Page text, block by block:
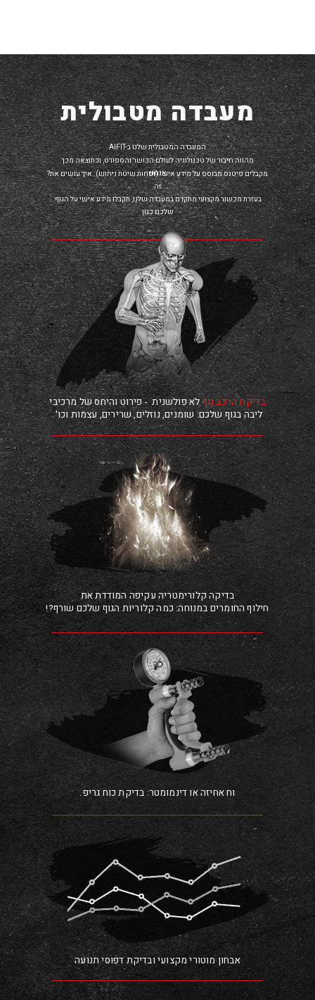
?מקבלים פיטנס מבוסס על מידע אישי (ופחות שיטת ניחוש). איך עושים את
זה
:בעזרת מכשור מקצועי מתקדם במעבדה שלנו, תקבלו מידע אישי על הגוף
שלכם כגון
AIFIT-המעבדה המטבולית שלנו ב
מעבדה מטבולית
אבחון מוטורי מקצועי ובדיקת דפוסי תנועה
בדיקת הרכב גוףלא פולשנית - פירוט והיחס של מרכיבי
.'ליבה בגוף שלכם: שומנים, נוזלים, שרירים, עצמות וכו
בדיקה קלורימטריה עקיפה המודדת את
!?חילוף החומרים במנוחה: כמה קלוריות הגוף שלכם שורף
.וח אחיזה או דינמומטר: בדיקת כוח גריפ
מהווה חיבור של טכנולוגיה לעולם הכושר והספורט, וכתוצאה מכך
אנחנו